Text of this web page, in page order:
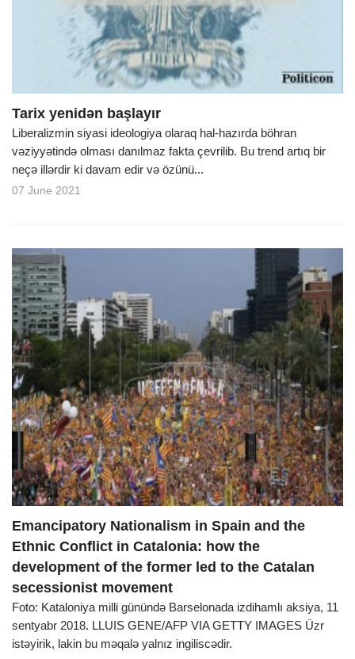
Tarix yenidən başlayır
Liberalizmin siyasi ideologiya olaraq hal-hazırda böhran
vəziyyətində olması danılmaz fakta çevrilib. Bu trend artıq bir
neçə illərdir ki davam edir və özünü...
07 June 2021
Emancipatory Nationalism in Spain and the
Ethnic Conflict in Catalonia: how the
development of the former led to the Catalan
secessionist movement
Foto: Kataloniya milli günündə Barselonada izdihamlı aksiya, 11
sentyabr 2018. LLUIS GENE/AFP VIA GETTY IMAGES Üzr
istəyirik, lakin bu məqalə yalnız ingiliscədir.